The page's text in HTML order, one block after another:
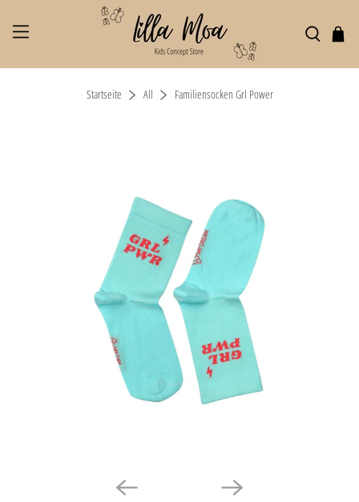
Startseite All Familiensocken Grl Power